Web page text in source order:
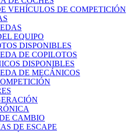
VEHÍCULOS DE COMPETICIÓN
EQUIPO
DISPONIBLES
DE COPILOTOS
DISPONIBLES
DE MECÁNICOS
CAMBIO
DE ESCAPE